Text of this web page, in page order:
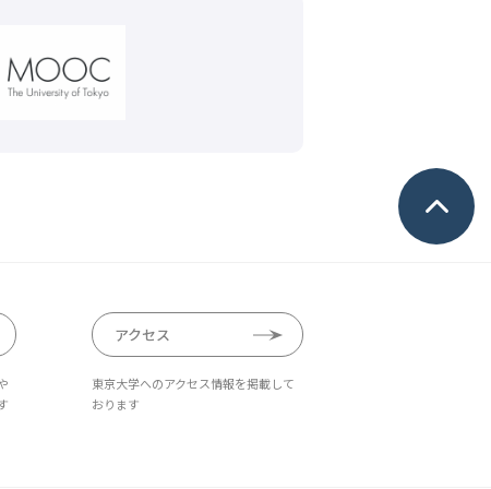
アクセス
東京大学へのアクセス情報を掲載して
おります